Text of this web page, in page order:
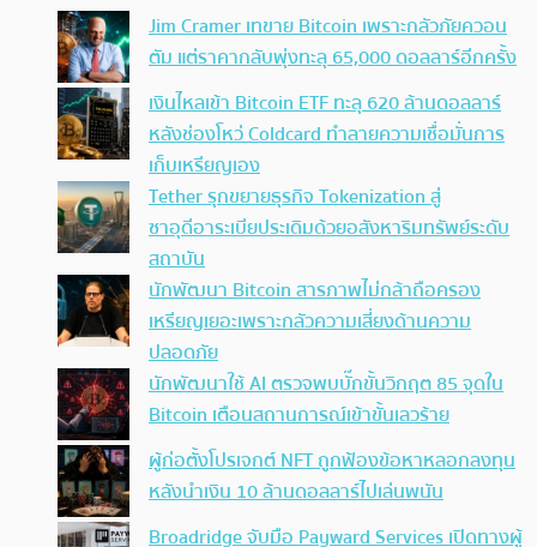
Jim Cramer เทขาย Bitcoin เพราะกลัวภัยควอน
ตัม แต่ราคากลับพุ่งทะลุ 65,000 ดอลลาร์อีกครั้ง
เงินไหลเข้า Bitcoin ETF ทะลุ 620 ล้านดอลลาร์
หลังช่องโหว่ Coldcard ทำลายความเชื่อมั่นการ
เก็บเหรียญเอง
Tether รุกขยายธุรกิจ Tokenization สู่
ซาอุดีอาระเบียประเดิมด้วยอสังหาริมทรัพย์ระดับ
สถาบัน
นักพัฒนา Bitcoin สารภาพไม่กล้าถือครอง
เหรียญเยอะเพราะกลัวความเสี่ยงด้านความ
ปลอดภัย
นักพัฒนาใช้ AI ตรวจพบบั๊กขั้นวิกฤต 85 จุดใน
Bitcoin เตือนสถานการณ์เข้าขั้นเลวร้าย
ผู้ก่อตั้งโปรเจกต์ NFT ถูกฟ้องข้อหาหลอกลงทุน
หลังนำเงิน 10 ล้านดอลลาร์ไปเล่นพนัน
Broadridge จับมือ Payward Services เปิดทางผู้